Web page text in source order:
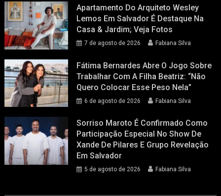
Apartamento Do Arquiteto Wesley
Lemos Em Salvador É Destaque Na
Casa & Jardim; Veja Fotos
7 de agosto de 2026 Fabiana Silva
Fátima Bernardes Abre O Jogo Sobre
Trabalhar Com A Filha Beatriz: “Não
Quero Colocar Esse Peso Nela”
6 de agosto de 2026 Fabiana Silva
Sorriso Maroto É Confirmado Como
Participação Especial No Show De
Xande De Pilares E Grupo Revelação
Em Salvador
5 de agosto de 2026 Fabiana Silva